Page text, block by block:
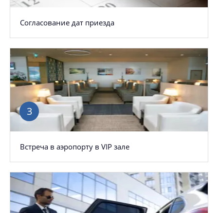
Согласование дат приезда
Встреча в аэропорту в VIP зале